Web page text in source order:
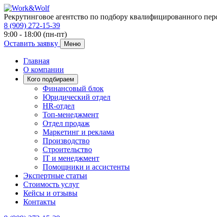
Рекрутинговое агентство по подбору квалифицированного
8 (909) 272-15-39
9:00 - 18:00 (пн-пт)
Оставить заявку
Меню
Главная
О компании
Кого подбираем
Финансовый блок
Юридический отдел
HR-отдел
Топ-менеджмент
Отдел продаж
Маркетинг и реклама
Производство
Строительство
IT и менеджмент
Помощники и ассистенты
Экспертные статьи
Стоимость услуг
Кейсы и отзывы
Контакты